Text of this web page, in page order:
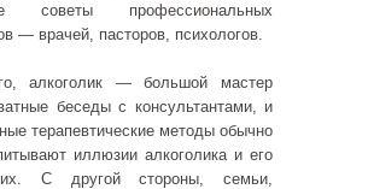
советы профессиональных
— врачей, пасторов, психологов.
алкоголик — большой мастер
беседы с консультантами, и
терапевтические методы обычно
иллюзии алкоголика и его
С другой стороны, семьи,